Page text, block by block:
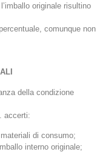
originale risultino
comunque non
della condizione
accerti:
di consumo;
interno originale;